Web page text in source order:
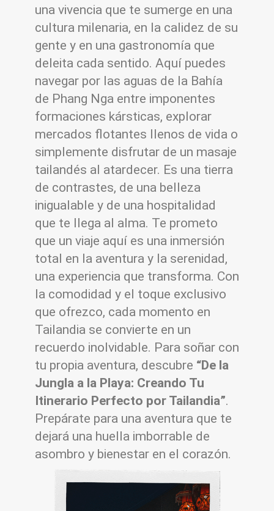
una vivencia que te sumerge en una
cultura milenaria, en la calidez de su
gente y en una gastronomía que
deleita cada sentido. Aquí puedes
navegar por las aguas de la Bahía
de Phang Nga entre imponentes
formaciones kársticas, explorar
mercados flotantes llenos de vida o
simplemente disfrutar de un masaje
tailandés al atardecer. Es una tierra
de contrastes, de una belleza
inigualable y de una hospitalidad
que te llega al alma. Te prometo
que un viaje aquí es una inmersión
total en la aventura y la serenidad,
una experiencia que transforma. Con
la comodidad y el toque exclusivo
que ofrezco, cada momento en
Tailandia se convierte en un
recuerdo inolvidable. Para soñar con
tu propia aventura, descubre “De la
Jungla a la Playa: Creando Tu
Itinerario Perfecto por Tailandia”.
Prepárate para una aventura que te
dejará una huella imborrable de
asombro y bienestar en el corazón.